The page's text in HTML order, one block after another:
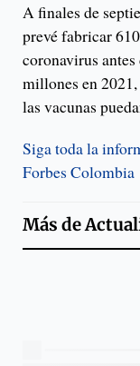
A finales de
prevé fabricar
coronavirus antes
millones en
las vacunas
Siga toda la
Forbes Colombia
Más de